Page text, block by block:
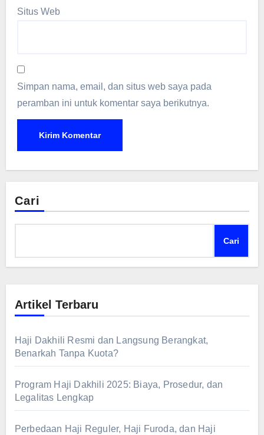
Situs Web
Simpan nama, email, dan situs web saya pada
peramban ini untuk komentar saya berikutnya.
Cari
Cari
Artikel Terbaru
Haji Dakhili Resmi dan Langsung Berangkat,
Benarkah Tanpa Kuota?
Program Haji Dakhili 2025: Biaya, Prosedur, dan
Legalitas Lengkap
Perbedaan Haji Reguler, Haji Furoda, dan Haji